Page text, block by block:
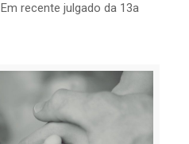
recente julgado da 13a